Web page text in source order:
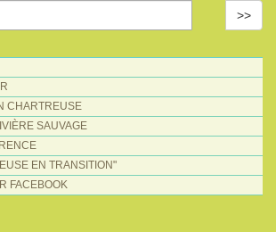
>>
CHARTREUSE
SAUVAGE
EN TRANSITION"
FACEBOOK